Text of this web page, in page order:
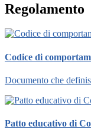
Regolamento
Codice di
Documento che
Patto educativo di